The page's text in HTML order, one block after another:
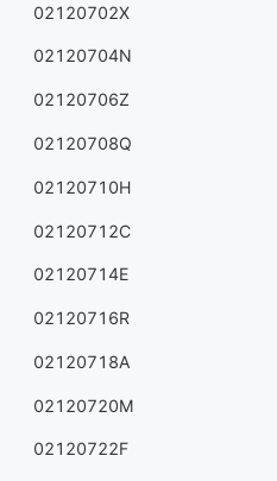
02120702X
02120704N
02120706Z
02120708Q
02120710H
02120712C
02120714E
02120716R
02120718A
02120720M
02120722F